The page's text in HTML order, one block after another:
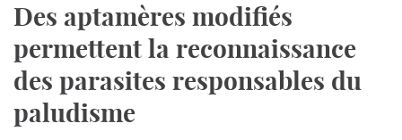
Des aptamères modifiés
permettent la reconnaissance
des parasites responsables du
paludisme